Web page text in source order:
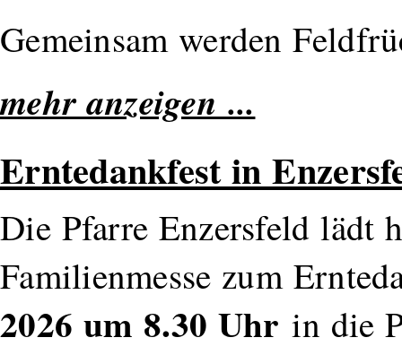
Gemeinsam werden
mehr anzeigen ...
Erntedankfest in
Die Pfarre Enzersfeld lädt
Familienmesse zum
2026 um 8.30 Uhr in die